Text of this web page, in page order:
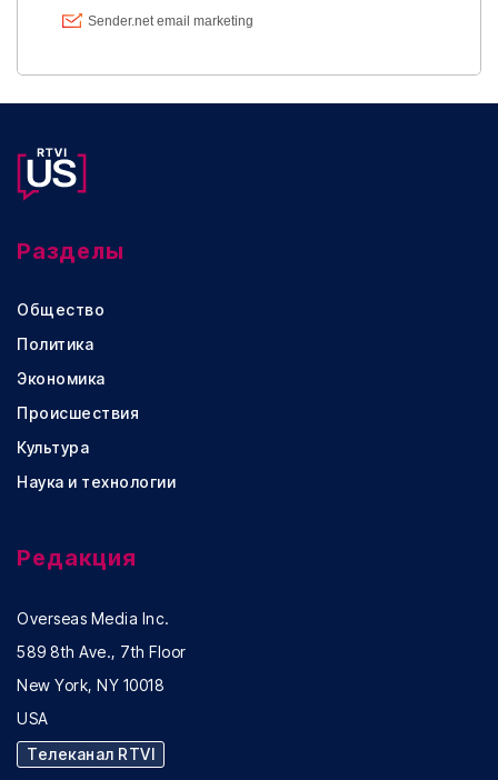
Разделы
Общество
Политика
Экономика
Происшествия
Культура
Наука и технологии
Редакция
Overseas Media Inc.
589 8th Ave., 7th Floor
New York, NY 10018
USA
Телеканал RTVI